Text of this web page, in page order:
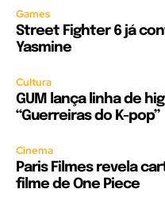
Games
Street Fighter 6 já
Yasmine
Cultura
GUM lança linha de
“Guerreiras do K-pop”
Cinema
Paris Filmes revela
filme de One Piece